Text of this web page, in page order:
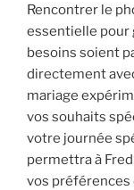
Rencontrer le
essentielle pour
besoins soient
directement
mariage
vos souhaits
votre journée
permettra à
vos préférences